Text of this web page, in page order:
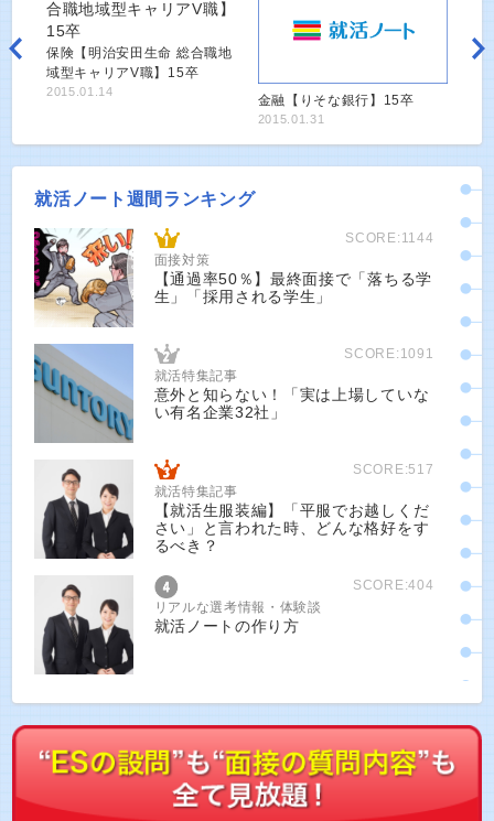
保険【明治安田生命 総合職地
域型キャリアV職】15卒
2015.01.14
金融【りそな銀行】15卒
2015.01.31
就活ノート週間ランキング
SCORE:1144
面接対策
【通過率50％】最終面接で「落ちる学
生」「採用される学生」
SCORE:1091
就活特集記事
意外と知らない！「実は上場していな
い有名企業32社」
SCORE:517
就活特集記事
【就活生服装編】「平服でお越しくだ
さい」と言われた時、どんな格好をす
るべき？
SCORE:404
リアルな選考情報・体験談
就活ノートの作り方